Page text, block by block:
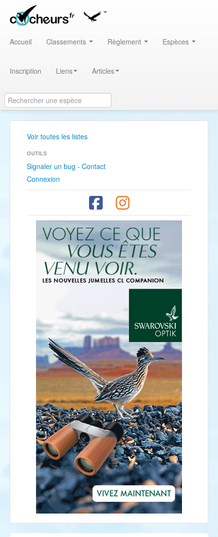
Accueil Classements Règlement Espèces
Inscription Liens Articles
Voir toutes les listes
OUTILS
Signaler un bug - Contact
Connexion